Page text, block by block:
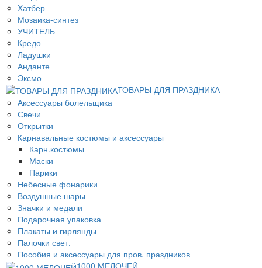
Хатбер
Мозаика-синтез
УЧИТЕЛЬ
Кредо
Ладушки
Анданте
Эксмо
ТОВАРЫ ДЛЯ ПРАЗДНИКА
Аксессуары болельщика
Свечи
Открытки
Карнавальные костюмы и аксессуары
Карн.костюмы
Маски
Парики
Небесные фонарики
Воздушные шары
Значки и медали
Подарочная упаковка
Плакаты и гирлянды
Палочки свет.
Пособия и аксессуары для пров. праздников